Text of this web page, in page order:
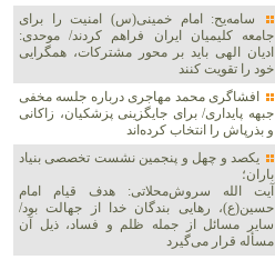
سامه‌یح: امام خمینی(س) امنیت را برای
جامعه کلیمیان ایران فراهم کردند/ موحدی:
ادیان الهی باید بر محور مشترکات، همگرایی
خود را تقویت کنند
افشاگری محمد مهاجری درباره جلسه مخفی
جبهه پایداری/ برای جایگزینی پزشکیان، زاکانی
و بذرپاش را انتخاب کرده‌اند
یکصد و چهل و پنجمین نشست تخصصی بنیاد
باران؛
آیت الله سروش‌محلاتی: هدف قیام امام
حسین(ع)، رهایی بندگان خدا از جهالت بود/
سایر مسائل از جمله ظلم و فساد، ذیل آن
مسأله قرار می‌گیرد